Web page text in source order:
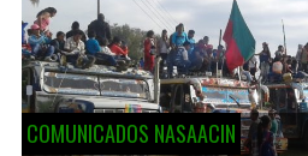
COMUNICADOS NASAACIN